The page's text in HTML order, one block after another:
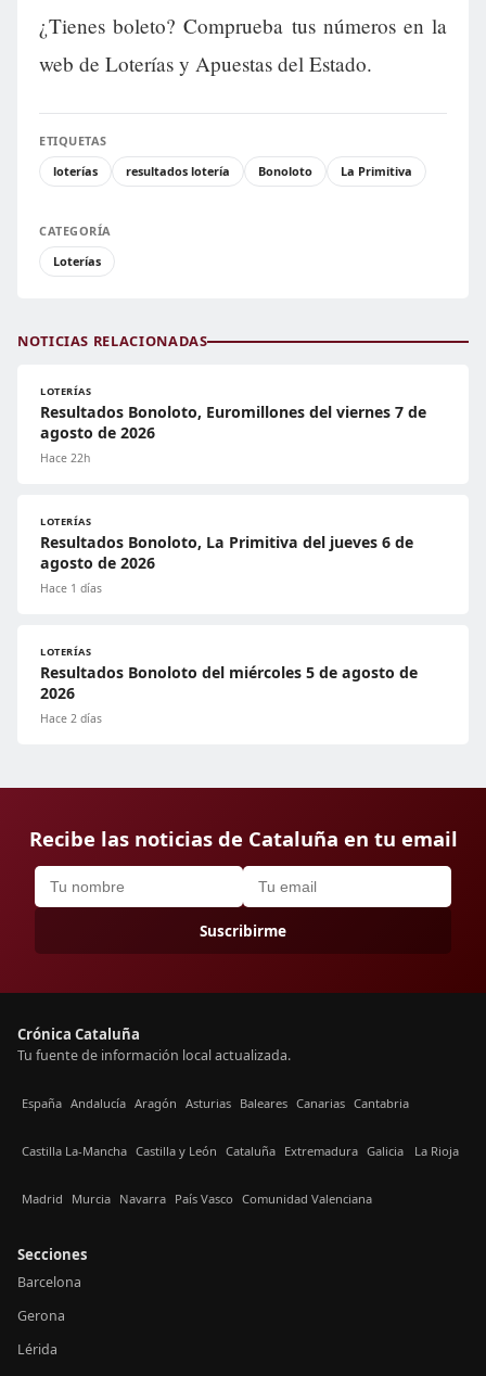
¿Tienes boleto? Comprueba tus números en la
web de Loterías y Apuestas del Estado.
ETIQUETAS
loterías
resultados lotería Bonoloto La Primitiva
CATEGORÍA
Loterías
NOTICIAS RELACIONADAS
LOTERÍAS
Resultados Bonoloto, Euromillones del viernes 7 de
agosto de 2026
Hace 22h
LOTERÍAS
Resultados Bonoloto, La Primitiva del jueves 6 de
agosto de 2026
Hace 1 días
LOTERÍAS
Resultados Bonoloto del miércoles 5 de agosto de
2026
Hace 2 días
Recibe las noticias de Cataluña en tu email
Suscribirme
Crónica Cataluña
Tu fuente de información local actualizada.
España Andalucía Aragón Asturias Baleares Canarias Cantabria
Castilla La-Mancha Castilla y León Cataluña Extremadura Galicia La Rioja
Madrid Murcia Navarra País Vasco Comunidad Valenciana
Secciones
Barcelona
Gerona
Lérida